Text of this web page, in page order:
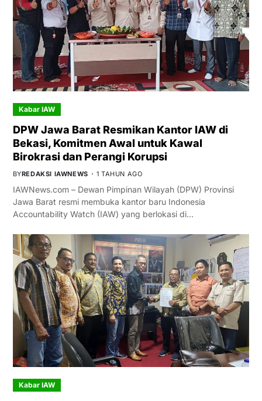
Kabar IAW
DPW Jawa Barat Resmikan Kantor IAW di
Bekasi, Komitmen Awal untuk Kawal
Birokrasi dan Perangi Korupsi
BYREDAKSI IAWNEWS 1 TAHUN AGO
IAWNews.com – Dewan Pimpinan Wilayah (DPW) Provinsi
Jawa Barat resmi membuka kantor baru Indonesia
Accountability Watch (IAW) yang berlokasi di…
Kabar IAW